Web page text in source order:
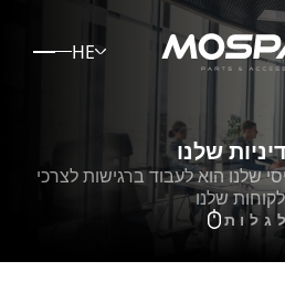
HE
שלנו
שלנו הוא לעבוד ברגישות לצרכי